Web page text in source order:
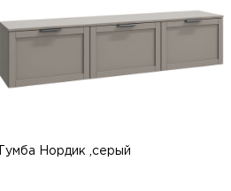
Тумба Нордик ,серый